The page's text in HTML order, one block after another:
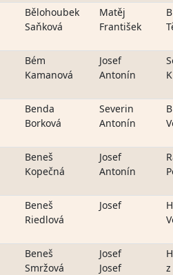
Bělohoubek
Saňková
Matěj
František
Bém
Kamanová
Josef
Antonín
Benda
Borková
Severin
Antonín
Beneš
Kopečná
Josef
Antonín
Beneš
Riedlová
Josef
Beneš
Smržová
Josef
Josef